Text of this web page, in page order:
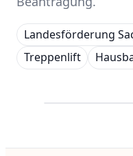
Landesförderung
Treppenlift